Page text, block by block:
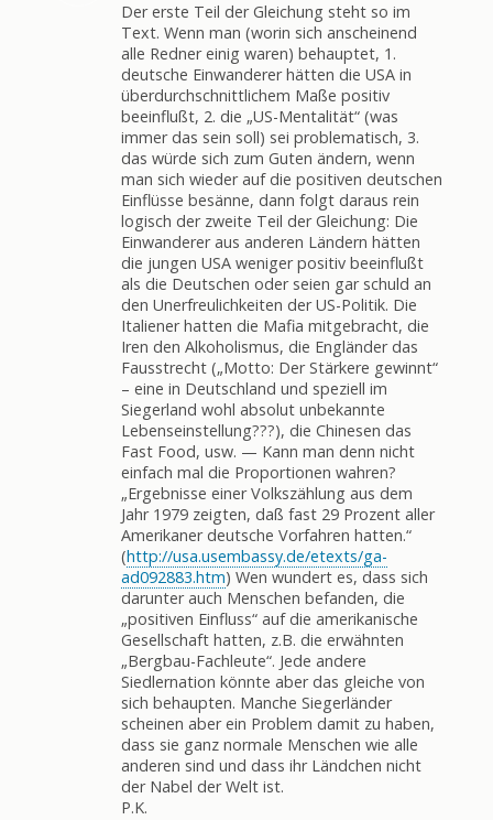
Der erste Teil der Gleichung steht so im
Text. Wenn man (worin sich anscheinend
alle Redner einig waren) behauptet, 1.
deutsche Einwanderer hätten die USA in
überdurchschnittlichem Maße positiv
beeinflußt, 2. die „US-Mentalität“ (was
immer das sein soll) sei problematisch, 3.
das würde sich zum Guten ändern, wenn
man sich wieder auf die positiven deutschen
Einflüsse besänne, dann folgt daraus rein
logisch der zweite Teil der Gleichung: Die
Einwanderer aus anderen Ländern hätten
die jungen USA weniger positiv beeinflußt
als die Deutschen oder seien gar schuld an
den Unerfreulichkeiten der US-Politik. Die
Italiener hatten die Mafia mitgebracht, die
Iren den Alkoholismus, die Engländer das
Fausstrecht („Motto: Der Stärkere gewinnt“
– eine in Deutschland und speziell im
Siegerland wohl absolut unbekannte
Lebenseinstellung???), die Chinesen das
Fast Food, usw. — Kann man denn nicht
einfach mal die Proportionen wahren?
„Ergebnisse einer Volkszählung aus dem
Jahr 1979 zeigten, daß fast 29 Prozent aller
Amerikaner deutsche Vorfahren hatten.“
(http://usa.usembassy.de/etexts/ga-
ad092883.htm) Wen wundert es, dass sich
darunter auch Menschen befanden, die
„positiven Einfluss“ auf die amerikanische
Gesellschaft hatten, z.B. die erwähnten
„Bergbau-Fachleute“. Jede andere
Siedlernation könnte aber das gleiche von
sich behaupten. Manche Siegerländer
scheinen aber ein Problem damit zu haben,
dass sie ganz normale Menschen wie alle
anderen sind und dass ihr Ländchen nicht
der Nabel der Welt ist.
P.K.